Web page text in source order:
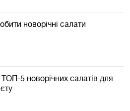
новорічні салати
5 новорічних салатів для